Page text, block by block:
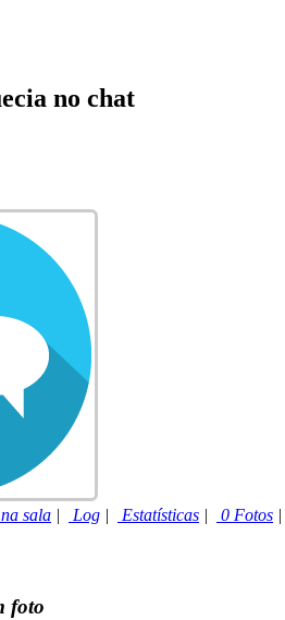
no chat
sala | Log | Estatísticas | 0 Fotos
foto